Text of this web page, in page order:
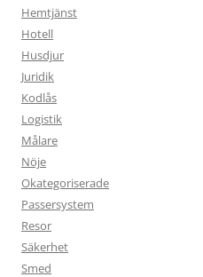
Hemtjänst
Hotell
Husdjur
Juridik
Kodlås
Logistik
Målare
Nöje
Okategoriserade
Passersystem
Resor
Säkerhet
Smed